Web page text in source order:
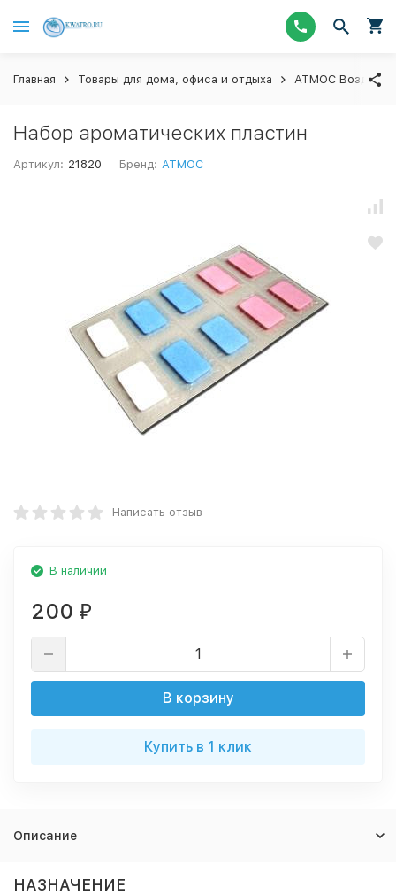
Главная Товары для дома, офиса и отдыха АТМОС
Набор ароматических пластин
Артикул: 21820 Бренд: АТМОС
Написать отзыв
В наличии
200 ₽
В корзину
Купить в 1 клик
Описание
НАЗНАЧЕНИЕ